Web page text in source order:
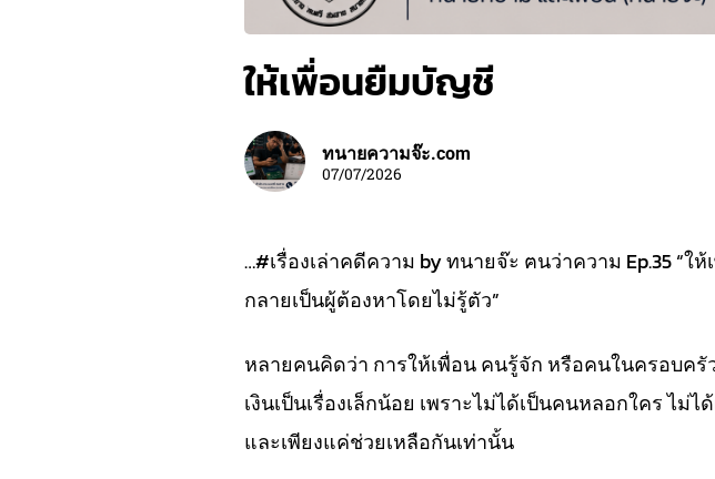
ให้เพื่อนยืมบัญชี
ทนายความจ๊ะ.com
07/07/2026
…#เรื่องเล่าคดีความ by ทนายจ๊ะ ฅนว่าความ Ep.35 “ใ
กลายเป็นผู้ต้องหาโดยไม่รู้ตัว”
หลายคนคิดว่า การให้เพื่อน คนรู้จัก หรือคนในครอบค
เงินเป็นเรื่องเล็กน้อย เพราะไม่ได้เป็นคนหลอกใคร ไม่ไ
และเพียงแค่ช่วยเหลือกันเท่านั้น